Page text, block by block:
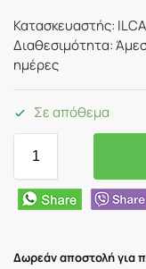
Κατασκευαστής: ILCA
Διαθεσιμότητα:
ημέρες
Σε απόθεμα
Δωρεάν αποστολή για